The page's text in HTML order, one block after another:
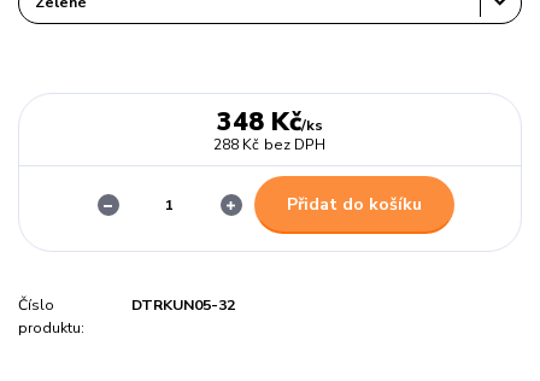
348 Kč/ks
288 Kč bez DPH
Přidat do košíku
Číslo
produktu:
DTRKUN05-32